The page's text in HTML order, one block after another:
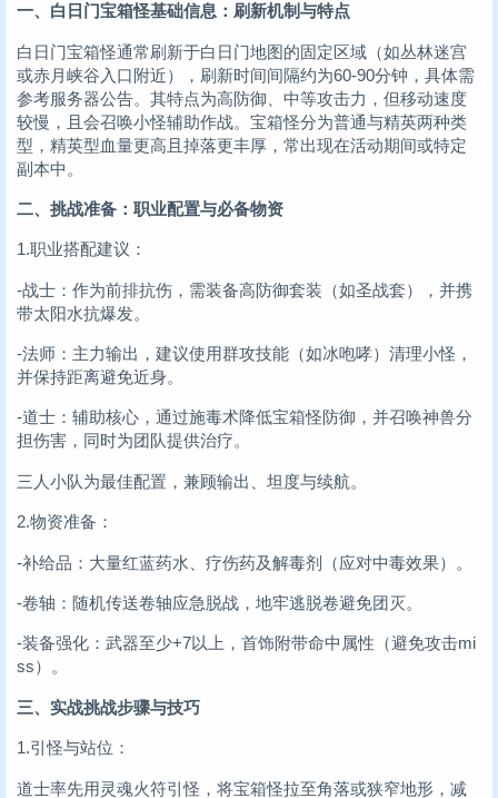
一、白日门宝箱怪基础信息：刷新机制与特点
白日门宝箱怪通常刷新于白日门地图的固定区域（如丛林迷宫
或赤月峡谷入口附近），刷新时间间隔约为60-90分钟，具体需
参考服务器公告。其特点为高防御、中等攻击力，但移动速度
较慢，且会召唤小怪辅助作战。宝箱怪分为普通与精英两种类
型，精英型血量更高且掉落更丰厚，常出现在活动期间或特定
副本中。
二、挑战准备：职业配置与必备物资
1.职业搭配建议：
-战士：作为前排抗伤，需装备高防御套装（如圣战套），并携
带太阳水抗爆发。
-法师：主力输出，建议使用群攻技能（如冰咆哮）清理小怪，
并保持距离避免近身。
-道士：辅助核心，通过施毒术降低宝箱怪防御，并召唤神兽分
担伤害，同时为团队提供治疗。
三人小队为最佳配置，兼顾输出、坦度与续航。
2.物资准备：
-补给品：大量红蓝药水、疗伤药及解毒剂（应对中毒效果）。
-卷轴：随机传送卷轴应急脱战，地牢逃脱卷避免团灭。
-装备强化：武器至少+7以上，首饰附带命中属性（避免攻击mi
ss）。
三、实战挑战步骤与技巧
1.引怪与站位：
道士率先用灵魂火符引怪，将宝箱怪拉至角落或狭窄地形，减